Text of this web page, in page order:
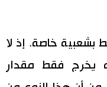
بشعبية خاصة. إذ لا
يخرج فقط مقدار